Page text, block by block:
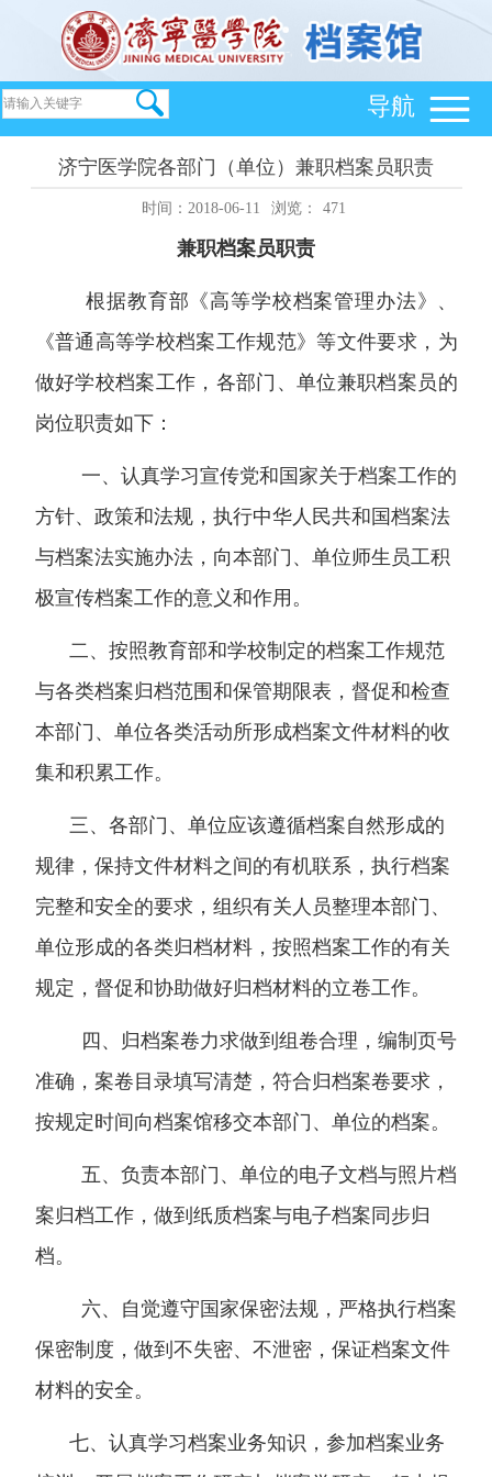
导航
济宁医学院各部门（单位）兼职档案员职责
时间：2018-06-11 浏览： 471
兼职档案员职责
根据教育部《高等学校档案管理办法》、
《普通高等学校档案工作规范》等文件要求，为
做好学校档案工作，各部门、单位兼职档案员的
岗位职责如下：
一、认真学习宣传党和国家关于档案工作的
方针、政策和法规，执行中华人民共和国档案法
与档案法实施办法，向本部门、单位师生员工积
极宣传档案工作的意义和作用。
二、按照教育部和学校制定的档案工作规范
与各类档案归档范围和保管期限表，督促和检查
本部门、单位各类活动所形成档案文件材料的收
集和积累工作。
三、各部门、单位应该遵循档案自然形成的
规律，保持文件材料之间的有机联系，执行档案
完整和安全的要求，组织有关人员整理本部门、
单位形成的各类归档材料，按照档案工作的有关
规定，督促和协助做好归档材料的立卷工作。
四、归档案卷力求做到组卷合理，编制页号
准确，案卷目录填写清楚，符合归档案卷要求，
按规定时间向档案馆移交本部门、单位的档案。
五、负责本部门、单位的电子文档与照片档
案归档工作，做到纸质档案与电子档案同步归
档。
六、自觉遵守国家保密法规，严格执行档案
保密制度，做到不失密、不泄密，保证档案文件
材料的安全。
七、认真学习档案业务知识，参加档案业务